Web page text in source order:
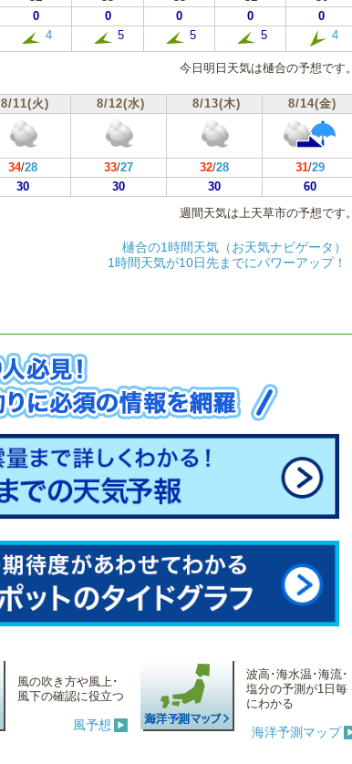
0 0 0 0
0
4 5 5 5 4
今日明日天気は樋合の予想です。
8/11(火) 8/12(水) 8/13(木) 8/14(金)
34/28 33/27 32/28 31/29
30 30 30
60
週間天気は上天草市の予想です。
樋合の1時間天気（お天気ナビゲータ）
1時間天気が10日先までにパワーアップ！
風の吹き方や風上･
風下の確認に役立つ
風予想
波高･海水温･海流･
塩分の予測が1日毎
にわかる
海洋予測マップ